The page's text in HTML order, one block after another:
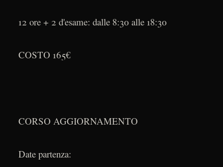
12 ore + 2 d'esame: dalle 8:30 alle 18:30
COSTO 165€
CORSO AGGIORNAMENTO
Date partenza: